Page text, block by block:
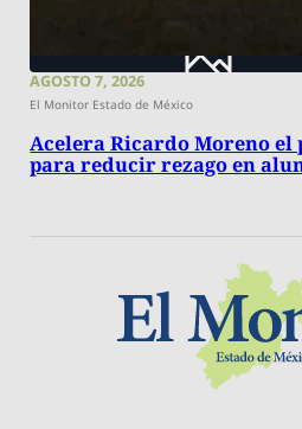
AGOSTO 7, 2026
El Monitor Estado de México
Acelera Ricardo Moreno el
para reducir rezago en